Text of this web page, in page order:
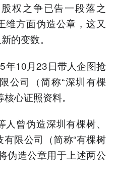
权之争已告一段落之
维方面伪造公章，这又
的变数。
年10月23日带人企图抢
公司（简称“深圳有棵
心证照资料。
曾伪造深圳有棵树、
限公司（简称“有棵树
伪造公章用于上述两公